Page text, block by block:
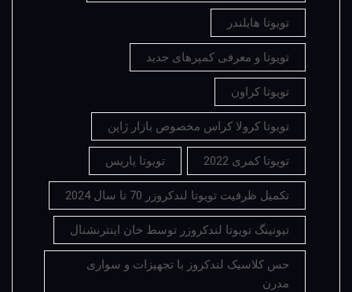
تویوتا هایلندر
تویوتا و معرفی کمپرهای جدید
تویوتا کراون
تویوتا کرولا کراس مخصوص بازار ژاپن
تویوتا کمری 2022 تویوتا یاریس
تکمیل ظرفیت تویوتا لندکروزر 70 تا سال 2024
تیونینگ تویوتا لندکروزر توسط خان اینترنشنال
حس کلاسیک لندکروز با تجهیزات و سواری
مدرن